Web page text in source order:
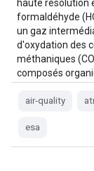
haute résolution
formaldéhyde
un gaz
d'oxydation des
méthaniques
composés
air-quality
esa